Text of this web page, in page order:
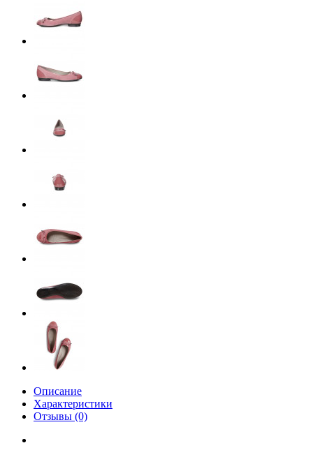
Описание
Характеристики
Отзывы (0)